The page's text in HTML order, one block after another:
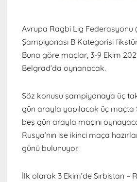
Avrupa Ragbi Lig Federasyonu
Şampiyonası B Kategorisi
Buna göre maçlar, 3-9 Ekim
Belgrad’da oynanacak.
Söz konusu şampiyonaya üç
gün arayla yapılacak üç maçta
beş gün arayla maçını
Rusya’nın ise ikinci maça
günü bulunuyor.
İlk olarak 3 Ekim’de Sırbistan –